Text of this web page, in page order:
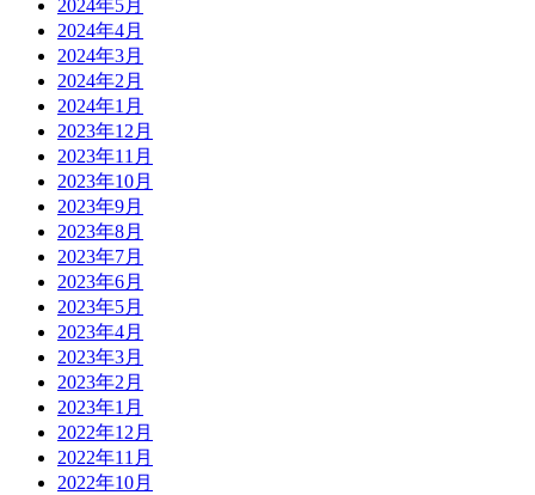
2024年5月
2024年4月
2024年3月
2024年2月
2024年1月
2023年12月
2023年11月
2023年10月
2023年9月
2023年8月
2023年7月
2023年6月
2023年5月
2023年4月
2023年3月
2023年2月
2023年1月
2022年12月
2022年11月
2022年10月